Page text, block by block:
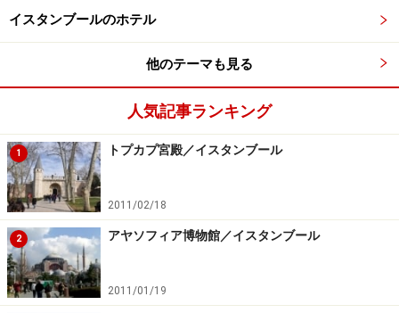
区。イスタンブール大学などもあり、ちょうど観光客と
ム、水タバコ……と、トルコ的時間を満喫したい人にはお
ススメ。
ベヤジット地区の記事はコチラ＞＞＞ベヤジット地区
それ以外の見どころ：カーリエ博物館
驚くほど保存状態のいいモザイク画やフレスコ画が盛りだく
さん（©Kariye Muzesi）
イスタンブールのホテル
他のテーマも見る
人気記事ランキング
1 トプカプ宮殿／イスタンブール
2011/02/18
2 アヤソフィア博物館／イスタンブール
2011/01/19